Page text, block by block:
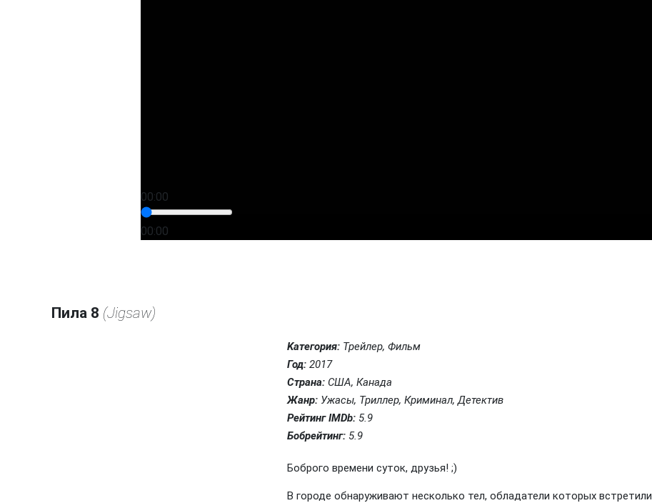
00:00
00:00
Пила 8 (Jigsaw)
Kатегория: Трейлер, Фильм
Год: 2017
Страна: США, Канада
Жанр: Ужасы, Триллер, Криминал, Детектив
Рейтинг IMDb: 5.9
Бобрейтинг: 5.9
Боброго времени суток, друзья! ;)
В городе обнаруживают несколько тел, обладатели которых встретили